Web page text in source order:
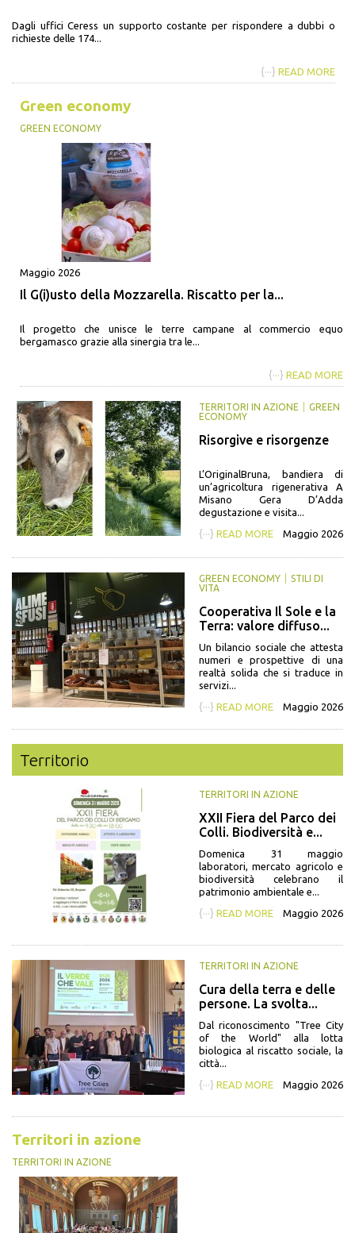
Dagli uffici Ceress un supporto costante per rispondere a dubbi o
richieste delle 174...
{···} READ MORE
Green economy
GREEN ECONOMY
Maggio 2026
Il G(i)usto della Mozzarella. Riscatto per la...
Il progetto che unisce le terre campane al commercio equo
bergamasco grazie alla sinergia tra le...
{···} READ MORE
TERRITORI IN AZIONE
GREEN
ECONOMY
Risorgive e risorgenze
L’OriginalBruna, bandiera di
un’agricoltura rigenerativa A
Misano Gera D’Adda
degustazione e visita...
{···} READ MORE Maggio 2026
GREEN ECONOMY
STILI DI
VITA
Cooperativa Il Sole e la
Terra: valore diffuso...
Un bilancio sociale che attesta
numeri e prospettive di una
realtà solida che si traduce in
servizi...
{···} READ MORE Maggio 2026
Territorio
TERRITORI IN AZIONE
XXII Fiera del Parco dei
Colli. Biodiversità e...
Domenica 31 maggio
laboratori, mercato agricolo e
biodiversità celebrano il
patrimonio ambientale e...
{···} READ MORE Maggio 2026
TERRITORI IN AZIONE
Cura della terra e delle
persone. La svolta...
Dal riconoscimento "Tree City
of the World" alla lotta
biologica al riscatto sociale, la
città...
{···} READ MORE Maggio 2026
Territori in azione
TERRITORI IN AZIONE